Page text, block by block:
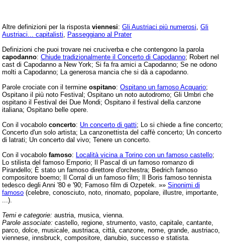
Altre definizioni per la risposta viennesi: Gli Austriaci più numerosi Gli
Austriaci... capitalisti
Passeggiano al Prater
Definizioni che puoi trovare nei cruciverba e che contengono la parola
capodanno: Chiude tradizionalmente il Concerto di Capodanno; Robert nel
cast di Capodanno a New York; Si fa fra amici a Capodanno; Se ne odono
molti a Capodanno; La generosa mancia che si dà a capodanno.
Parole crociate con il termine ospitano: Ospitano un famoso Acquario;
Ospitano il più noto Festival; Ospitano un noto autodromo; Gli Umbri che
ospitano il Festival dei Due Mondi; Ospitano il festival della canzone
italiana; Ospitano belle opere.
Con il vocabolo concerto: Un concerto di gatti; Lo si chiede a fine concerto;
Concerto d'un solo artista; La canzonettista del caffè concerto; Un concerto
di latrati; Un concerto dal vivo; Tenere un concerto.
Con il vocabolo famoso: Località vicina a Torino con un famoso castello;
Lo stilista del famoso Emporio; Il Pascal di un famoso romanzo di
Pirandello; È stato un famoso direttore d'orchestra; Bedrich famoso
compositore boemo; Il Corral di un famoso film; Il Boris famoso tennista
tedesco degli Anni '80 e '90; Famoso film di Ozpetek. »» Sinonimi di
famoso (celebre, conosciuto, noto, rinomato, popolare, illustre, importante,
...).
Temi e categorie: austria, musica, vienna.
Parole associate: castello, regione, strumento, vasto, capitale, cantante,
parco, dolce, musicale, austriaca, città, canzone, nome, grande, austriaco,
viennese, innsbruck, compositore, danubio, successo e statista.